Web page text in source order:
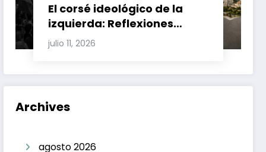
El corsé ideológico de la
izquierda: Reflexiones
sobre el fracaso chavista y
la crisis moral en América
julio 11, 2026
Archives
agosto 2026